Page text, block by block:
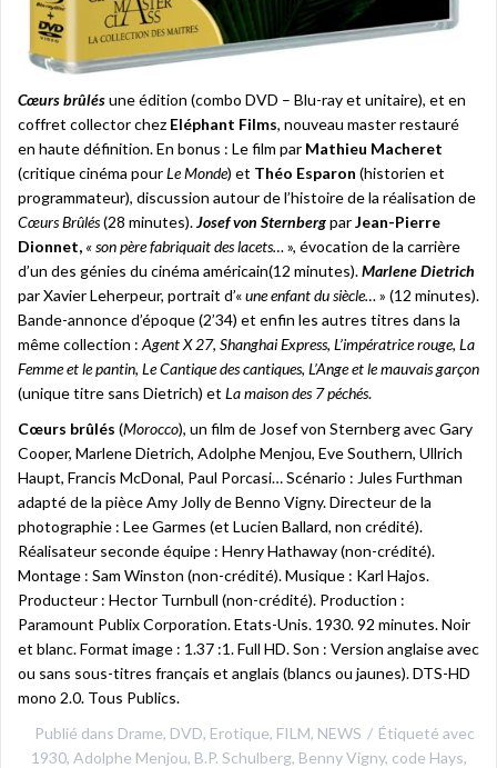
Cœurs brûlésune édition (combo DVD – Blu-ray et unitaire), et en
coffret collector chez Eléphant Films, nouveau master restauré
en haute définition. En bonus : Le film par Mathieu Macheret
(critique cinéma pourLe Monde) et Théo Esparon (historien et
programmateur), discussion autour de l’histoire de la réalisation de
Cœurs Brûlés(28 minutes).Josef von SternbergparJean-Pierre
Dionnet, « son père fabriquait des lacets… », évocation de la carrière
d’un des génies du cinéma américain(12 minutes).Marlene Dietrich
par Xavier Leherpeur, portrait d’«une enfant du siècle… » (12 minutes).
Bande-annonce d’époque (2’34) et enfin les autres titres dans la
même collection : Agent X 27, Shanghai Express, L’impératrice rouge, La
Femme et le pantin, Le Cantique des cantiques, L’Ange et le mauvais garçon
(unique titre sans Dietrich) et La maison des 7 péchés.
Cœurs brûlés (Morocco), un film de Josef von Sternberg avec Gary
Cooper, Marlene Dietrich, Adolphe Menjou, Eve Southern, Ullrich
Haupt, Francis McDonal, Paul Porcasi… Scénario : Jules Furthman
adapté de la pièce Amy Jolly de Benno Vigny. Directeur de la
photographie : Lee Garmes (et Lucien Ballard, non crédité).
Réalisateur seconde équipe : Henry Hathaway (non-crédité).
Montage : Sam Winston (non-crédité). Musique : Karl Hajos.
Producteur : Hector Turnbull (non-crédité). Production :
Paramount Publix Corporation. Etats-Unis. 1930. 92 minutes. Noir
et blanc. Format image : 1.37 :1. Full HD. Son : Version anglaise avec
ou sans sous-titres français et anglais (blancs ou jaunes). DTS-HD
mono 2.0. Tous Publics.
Publié dans Drame, DVD, Erotique, FILM, NEWS
Étiqueté avec
1930, Adolphe Menjou, B.P. Schulberg, Benny Vigny, code Hays,